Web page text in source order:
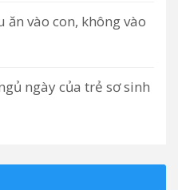
vào con, không vào
ngày của trẻ sơ sinh